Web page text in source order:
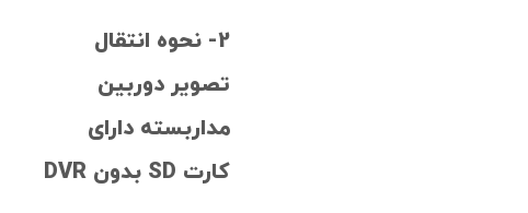
2- نحوه انتقال
تصویر دوربین
مداربسته دارای
کارت SD بدون DVR